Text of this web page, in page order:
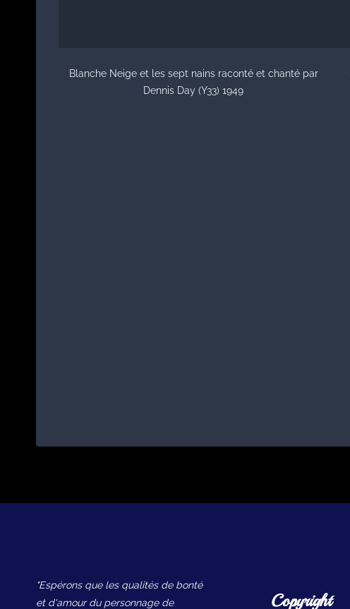
Blanche Neige et les sept nains raconté et chanté par
Dennis Day (Y33) 1949
"Espérons que les qualités de bonté
et d'amour du personnage de
Copyright